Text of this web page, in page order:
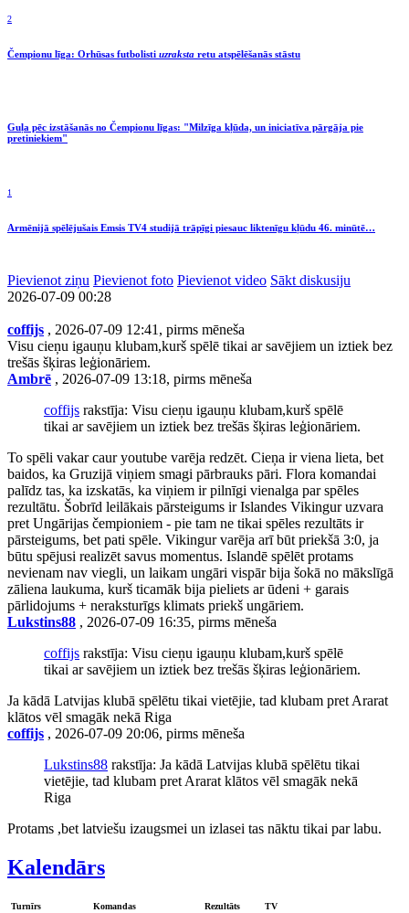
2
Čempionu līga: Orhūsas futbolisti uzraksta retu atspēlēšanās stāstu
Guļa pēc izstāšanās no Čempionu līgas: "Milzīga kļūda, un iniciatīva pārgāja pie
pretiniekiem"
1
Armēnijā spēlējušais Emsis TV4 studijā trāpīgi piesauc liktenīgu kļūdu 46. minūtē…
Pievienot ziņu Pievienot foto Pievienot video Sākt diskusiju
2026-07-09 00:28
coffijs , 2026-07-09 12:41, pirms mēneša
Visu cieņu igauņu klubam,kurš spēlē tikai ar savējiem un iztiek bez
trešās šķiras leģionāriem.
Ambrē , 2026-07-09 13:18, pirms mēneša
coffijs rakstīja: Visu cieņu igauņu klubam,kurš spēlē
tikai ar savējiem un iztiek bez trešās šķiras leģionāriem.
To spēli vakar caur youtube varēja redzēt. Cieņa ir viena lieta, bet
baidos, ka Gruzijā viņiem smagi pārbrauks pāri. Flora komandai
palīdz tas, ka izskatās, ka viņiem ir pilnīgi vienalga par spēles
rezultātu. Šobrīd leilākais pārsteigums ir Islandes Vikingur uzvara
pret Ungārijas čempioniem - pie tam ne tikai spēles rezultāts ir
pārsteigums, bet pati spēle. Vikingur varēja arī būt priekšā 3:0, ja
būtu spējusi realizēt savus momentus. Islandē spēlēt protams
nevienam nav viegli, un laikam ungāri vispār bija šokā no mākslīgā
zāliena laukuma, kurš ticamāk bija pieliets ar ūdeni + garais
pārlidojums + neraksturīgs klimats priekš ungāriem.
Lukstins88 , 2026-07-09 16:35, pirms mēneša
coffijs rakstīja: Visu cieņu igauņu klubam,kurš spēlē
tikai ar savējiem un iztiek bez trešās šķiras leģionāriem.
Ja kādā Latvijas klubā spēlētu tikai vietējie, tad klubam pret Ararat
klātos vēl smagāk nekā Riga
coffijs , 2026-07-09 20:06, pirms mēneša
Lukstins88 rakstīja: Ja kādā Latvijas klubā spēlētu tikai
vietējie, tad klubam pret Ararat klātos vēl smagāk nekā
Riga
Protams ,bet latviešu izaugsmei un izlasei tas nāktu tikai par labu.
Kalendārs
Turnīrs Komandas Rezultāts TV